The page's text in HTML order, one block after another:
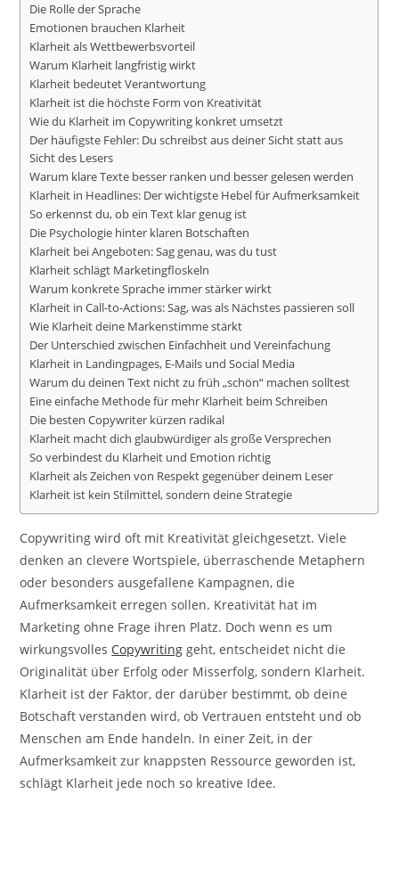
Die Rolle der Sprache
Emotionen brauchen Klarheit
Klarheit als Wettbewerbsvorteil
Warum Klarheit langfristig wirkt
Klarheit bedeutet Verantwortung
Klarheit ist die höchste Form von Kreativität
Wie du Klarheit im Copywriting konkret umsetzt
Der häufigste Fehler: Du schreibst aus deiner Sicht statt aus
Sicht des Lesers
Warum klare Texte besser ranken und besser gelesen werden
Klarheit in Headlines: Der wichtigste Hebel für Aufmerksamkeit
So erkennst du, ob ein Text klar genug ist
Die Psychologie hinter klaren Botschaften
Klarheit bei Angeboten: Sag genau, was du tust
Klarheit schlägt Marketingfloskeln
Warum konkrete Sprache immer stärker wirkt
Klarheit in Call-to-Actions: Sag, was als Nächstes passieren soll
Wie Klarheit deine Markenstimme stärkt
Der Unterschied zwischen Einfachheit und Vereinfachung
Klarheit in Landingpages, E-Mails und Social Media
Warum du deinen Text nicht zu früh „schön“ machen solltest
Eine einfache Methode für mehr Klarheit beim Schreiben
Die besten Copywriter kürzen radikal
Klarheit macht dich glaubwürdiger als große Versprechen
So verbindest du Klarheit und Emotion richtig
Klarheit als Zeichen von Respekt gegenüber deinem Leser
Klarheit ist kein Stilmittel, sondern deine Strategie
Copywriting wird oft mit Kreativität gleichgesetzt. Viele
denken an clevere Wortspiele, überraschende Metaphern
oder besonders ausgefallene Kampagnen, die
Aufmerksamkeit erregen sollen. Kreativität hat im
Marketing ohne Frage ihren Platz. Doch wenn es um
wirkungsvolles Copywriting geht, entscheidet nicht die
Originalität über Erfolg oder Misserfolg, sondern Klarheit.
Klarheit ist der Faktor, der darüber bestimmt, ob deine
Botschaft verstanden wird, ob Vertrauen entsteht und ob
Menschen am Ende handeln. In einer Zeit, in der
Aufmerksamkeit zur knappsten Ressource geworden ist,
schlägt Klarheit jede noch so kreative Idee.